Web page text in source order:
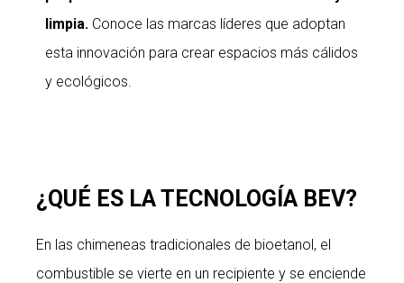
limpia. Conoce las marcas líderes que adoptan
esta innovación para crear espacios más cálidos
y ecológicos.
¿QUÉ ES LA TECNOLOGÍA BEV?
En las chimeneas tradicionales de bioetanol, el
combustible se vierte en un recipiente y se enciende